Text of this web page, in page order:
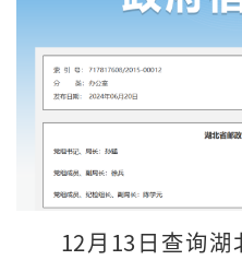
12月13日查询